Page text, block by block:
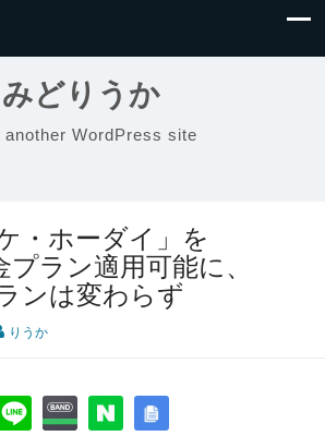
みどりうか
another WordPress site
・ホーダイ」を
ラン適用可能に、
ンは変わらず
りうか